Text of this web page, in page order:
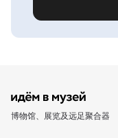
博物馆、展览及远足聚合器